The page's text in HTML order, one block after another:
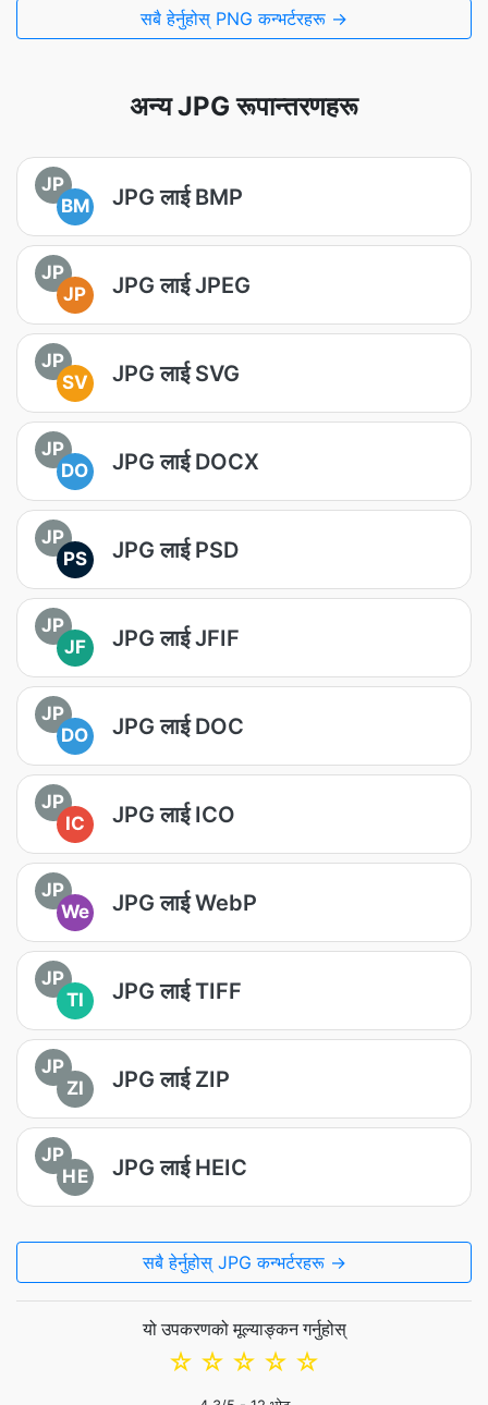
सबै हेर्नुहोस् PNG कन्भर्टरहरू →
अन्य JPG रूपान्तरणहरू
JP
BM
JPG लाई BMP
JP
JP
JPG लाई JPEG
JP
SV
JPG लाई SVG
JP
DO
JPG लाई DOCX
JP
PS
JPG लाई PSD
JP
JF
JPG लाई JFIF
JP
DO
JPG लाई DOC
JP
IC
JPG लाई ICO
JP
We
JPG लाई WebP
JP
TI
JPG लाई TIFF
JP
ZI
JPG लाई ZIP
JP
HE
JPG लाई HEIC
सबै हेर्नुहोस् JPG कन्भर्टरहरू →
यो उपकरणको मूल्याङ्कन गर्नुहोस्
☆
☆
☆
☆
☆